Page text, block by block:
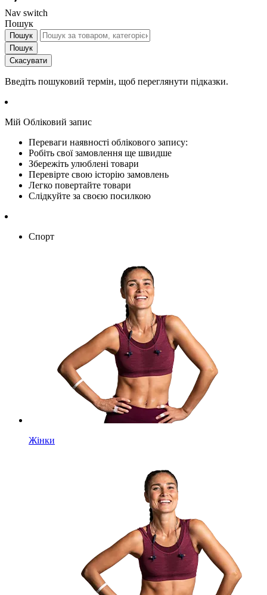
Nav switch
Пошук
Пошук
Пошук
Скасувати
Введіть пошуковий термін, щоб переглянути підказки.
Мій Обліковий запис
Переваги наявності облікового запису:
Робіть свої замовлення ще швидше
Збережіть улюблені товари
Перевірте свою історію замовлень
Легко повертайте товари
Слідкуйте за своєю посилкою
Спорт
Жінки